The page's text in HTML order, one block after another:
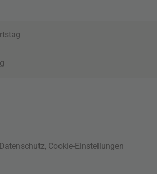
Datenschutz, Cookie-Einstellungen